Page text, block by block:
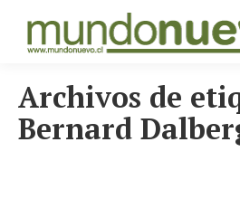
Archivos de
Bernard